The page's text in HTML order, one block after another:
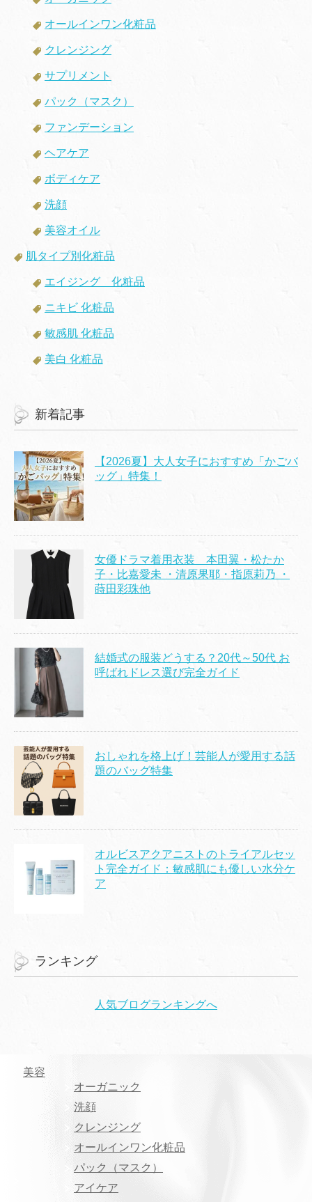
オールインワン化粧品
クレンジング
サプリメント
パック（マスク）
ファンデーション
ヘアケア
ボディケア
洗顔
美容オイル
肌タイプ別化粧品
エイジング 化粧品
ニキビ 化粧品
敏感肌 化粧品
美白 化粧品
新着記事
【2026夏】大人女子におすすめ「かごバ
ッグ」特集！
女優ドラマ着用衣装 本田翼・松たか
子・比嘉愛未 ・清原果耶・指原莉乃 ・
蒔田彩珠他
結婚式の服装どうする？20代～50代 お
呼ばれドレス選び完全ガイド
おしゃれを格上げ！芸能人が愛用する話
題のバッグ特集
オルビスアクアニストのトライアルセッ
ト完全ガイド：敏感肌にも優しい水分ケ
ア
ランキング
人気ブログランキングへ
美容
オーガニック
洗顔
クレンジング
オールインワン化粧品
パック（マスク）
アイケア